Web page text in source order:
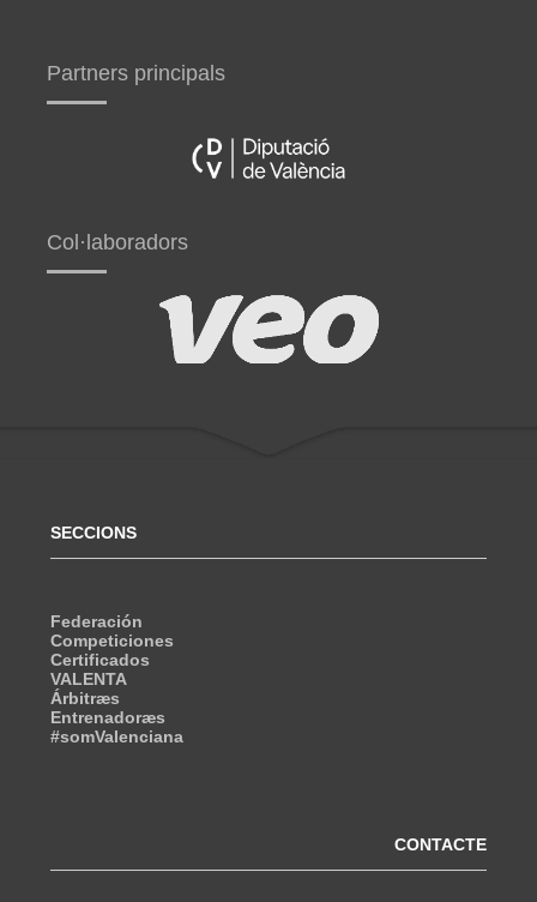
Partners principals
Col·laboradors
SECCIONS
Federación
Competiciones
Certificados
VALENTA
Árbitræs
Entrenadoræs
#somValenciana
CONTACTE